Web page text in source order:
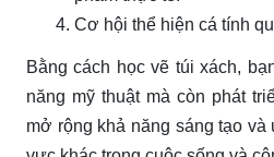
Cơ hội thể hiện cá tính
Bằng cách học vẽ túi xách,
năng mỹ thuật mà còn phát
mở rộng khả năng sáng tạo